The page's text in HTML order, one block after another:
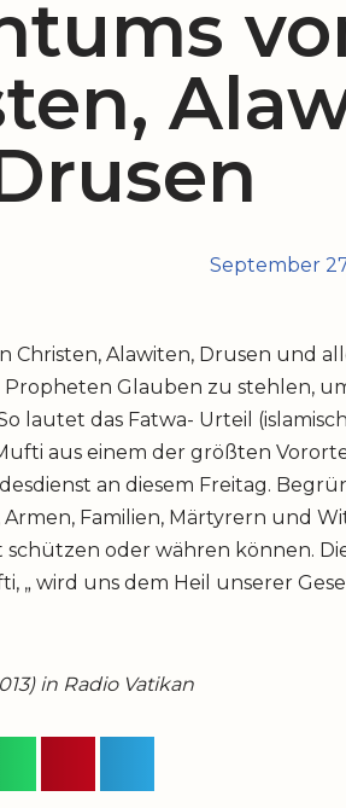
September
Christen, Alawiten, Drusen und
Glauben zu stehlen,
lautet das Fatwa- Urteil
aus einem der größten
an diesem Freitag.
Armen, Familien, Märtyrern und
schützen oder währen können.
„ wird uns dem Heil unserer
in Radio Vatikan